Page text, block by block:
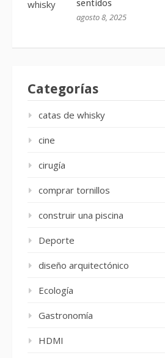
sentidos
agosto 8, 2025
Categorías
catas de whisky
cine
cirugía
comprar tornillos
construir una piscina
Deporte
diseño arquitectónico
Ecología
Gastronomía
HDMI